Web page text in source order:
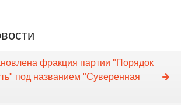
фракция партии "Порядок
под названием "Суверенная